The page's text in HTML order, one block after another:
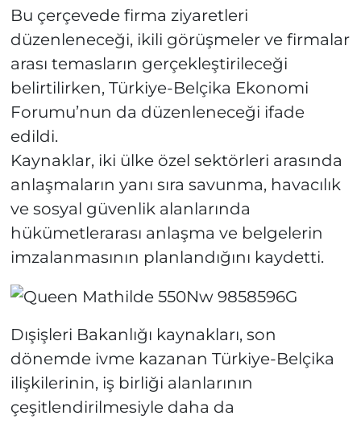
Bu çerçevede firma ziyaretleri
düzenleneceği, ikili görüşmeler ve firmalar
arası temasların gerçekleştirileceği
belirtilirken, Türkiye-Belçika Ekonomi
Forumu’nun da düzenleneceği ifade
edildi.
Kaynaklar, iki ülke özel sektörleri arasında
anlaşmaların yanı sıra savunma, havacılık
ve sosyal güvenlik alanlarında
hükümetlerarası anlaşma ve belgelerin
imzalanmasının planlandığını kaydetti.
Dışişleri Bakanlığı kaynakları, son
dönemde ivme kazanan Türkiye-Belçika
ilişkilerinin, iş birliği alanlarının
çeşitlendirilmesiyle daha da